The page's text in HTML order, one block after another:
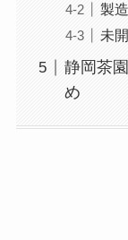
製
未
静岡茶
め